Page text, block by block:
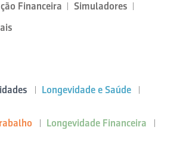
Financeira
Simuladores
Longevidade e Saúde
Longevidade Financeira